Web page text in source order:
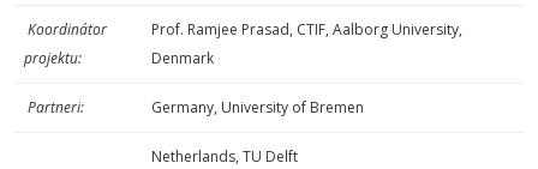
Koordinátor
projektu:
Prof. Ramjee Prasad, CTIF, Aalborg University,
Denmark
Partneri: Germany, University of Bremen
Netherlands, TU Delft